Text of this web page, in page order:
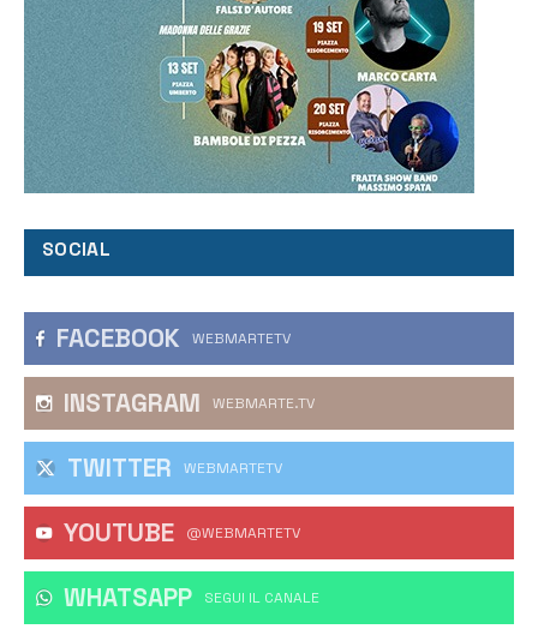
SOCIAL
FACEBOOK WEBMARTETV
INSTAGRAM WEBMARTE.TV
TWITTER WEBMARTETV
YOUTUBE @WEBMARTETV
WHATSAPP ‎SEGUI IL CANALE